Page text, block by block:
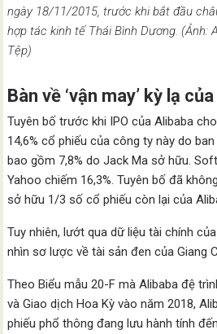
ngày 18/11/2015, trước khi bắt đầu
hợp tác kinh tế Thái Bình Dương. (Ảnh:
Tệp)
Bàn về ‘vận may’ kỳ lạ
Tuyên bố trước khi IPO của Alibaba
14,6% cổ phiếu của công ty này do
bao gồm 7,8% do Jack Ma sở hữu.
Yahoo chiếm 16,3%. Tuyên bố đã
sở hữu 1/3 số cổ phiếu còn lại của
Tuy nhiên, lướt qua dữ liệu tài chính
nhìn sơ lược về tài sản đen của Giang
Theo Biểu mẫu 20-F mà Alibaba đệ
và Giao dịch Hoa Kỳ vào năm 2018,
phiếu phổ thông đang lưu hành tính